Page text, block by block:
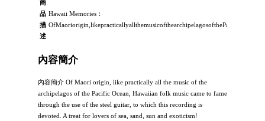
商
品
描
述
Hawaii Memories：
內容簡介
內容簡介 Of Maori origin, like practically all the music of the
archipelagos of the Pacific Ocean, Hawaiian folk music came to fame
through the use of the steel guitar, to which this recording is
devoted. A treat for lovers of sea, sand, sun and exoticism!